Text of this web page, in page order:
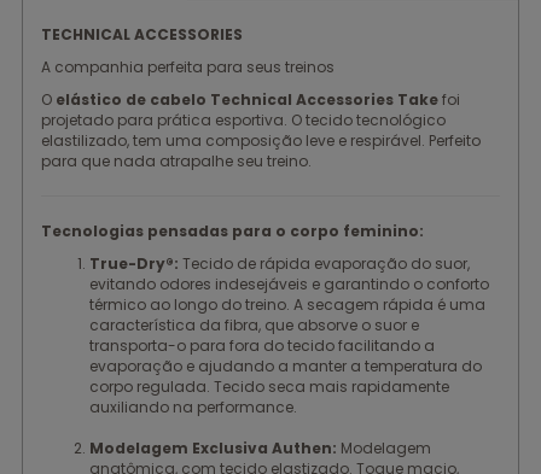
TECHNICAL ACCESSORIES
A companhia perfeita para seus treinos
O elástico de cabelo Technical Accessories Takefoi
projetado para prática esportiva. O tecido tecnológico
elastilizado, tem uma composição leve e respirável. Perfeito
para que nada atrapalhe seu treino.
Tecnologias pensadas para o corpo feminino:
True-Dry®: Tecido de rápida evaporação do suor,
evitando odores indesejáveis e garantindo o conforto
térmico ao longo do treino. A secagem rápida é uma
característica da fibra, que absorve o suor e
transporta-o para fora do tecido facilitando a
evaporação e ajudando a manter a temperatura do
corpo regulada. Tecido seca mais rapidamente
auxiliando na performance.
Modelagem Exclusiva Authen: Modelagem
anatômica, com tecido elastizado. Toque macio,